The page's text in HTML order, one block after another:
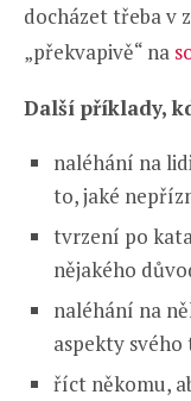
docházet třeba v
„překvapivě“ na
Další příklady,
naléhání na
to, jaké
tvrzení po
nějakého
naléhání na
aspekty
říct někomu,